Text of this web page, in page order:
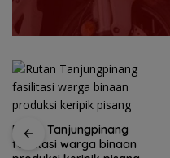
Rutan Tanjungpinang
fasilitasi warga binaan